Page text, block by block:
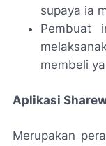
supaya ia
Pembuat
membeli
Aplikasi
Merupakan